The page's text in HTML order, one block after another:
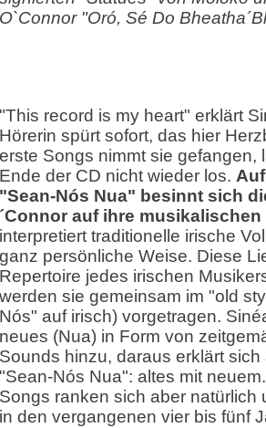
O`Connor "Oró, Sé Do
"This record is my heart" erklärt
Hörerin spürt sofort, das hier
erste Songs nimmt sie gefangen,
Ende der CD nicht wieder los.
"Sean-Nós Nua" besinnt sich
´Connor auf ihre musikalischen
interpretiert traditionelle irische
ganz persönliche Weise. Diese
Repertoire jedes irischen
werden sie gemeinsam im "old
Nós" auf irisch) vorgetragen.
neues (Nua) in Form von
Sounds hinzu, daraus erklärt sich
"Sean-Nós Nua": altes mit
Songs ranken sich aber natürlich
in den vergangenen vier bis fünf